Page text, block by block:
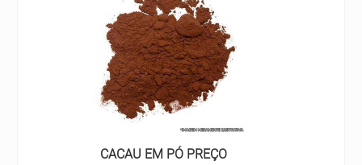
uma empresa que investe em alta
tecnologia na fabricação dos produtos,
atua com alta rentabilidade e gera uma
excelente relação de custo-benefício para
o cliente, como é o caso da Solint Química.
Desde 1990 no mercado, ela trabalha com
comprometimento para satisfazer os
ISOPROPANOL PREÇO ACESSÍVELA AEG
Soluções Químicas foca seus esforços em
produzir uma estrutura aos clientes com
escritório de alta qualidade onde são
realizadas as atividades e estrutura
suficiente para atender todas as
demandas, tudo para garantir isopropanol
preço justo com precisão.Há muitas
CACAU EM PÓ PREÇO